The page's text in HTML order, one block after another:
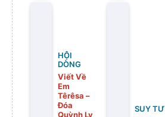
HỘI
DÒNG
Viết Về
Em
Têrêsa –
Đóa
Quỳnh Ly
SUY TƯ